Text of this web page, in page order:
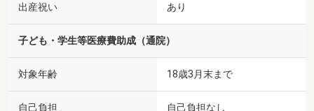
出産祝い あり
子ども・学生等医療費助成（通院）
対象年齢 18歳3月末まで
自己負担 自己負担なし